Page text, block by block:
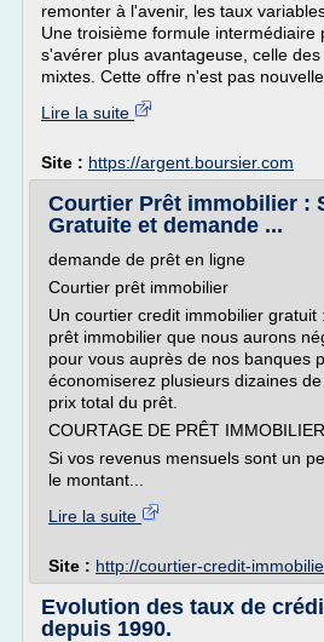
remonter à l'avenir, les taux
Une troisième formule intermédiaire
s'avérer plus avantageuse, celle
mixtes. Cette offre n'est pas
Lire la suite
Site : https://argent.boursier.com
Courtier Prêt immobilier :
Gratuite et demande ...
demande de prêt en ligne
Courtier prêt immobilier
Un courtier credit immobilier
prêt immobilier que nous aurons
pour vous auprès de nos banques
économiserez plusieurs dizaines
prix total du prêt.
COURTAGE DE PRÊT IMMOBILIER
Si vos revenus mensuels sont un
le montant...
Lire la suite
Site : http://courtier-credit-
Evolution des taux de
depuis 1990.